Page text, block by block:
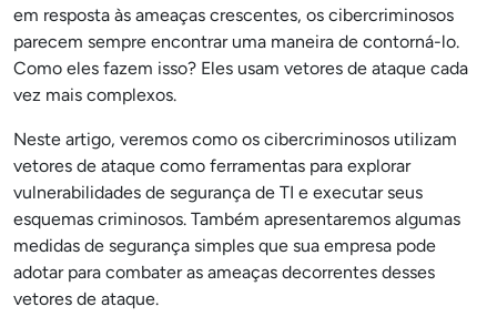
em resposta às ameaças crescentes, os cibercriminosos
parecem sempre encontrar uma maneira de contorná-lo.
Como eles fazem isso? Eles usam vetores de ataque cada
vez mais complexos.
Neste artigo, veremos como os cibercriminosos utilizam
vetores de ataque como ferramentas para explorar
vulnerabilidades de segurança de TI e executar seus
esquemas criminosos. Também apresentaremos algumas
medidas de segurança simples que sua empresa pode
adotar para combater as ameaças decorrentes desses
vetores de ataque.